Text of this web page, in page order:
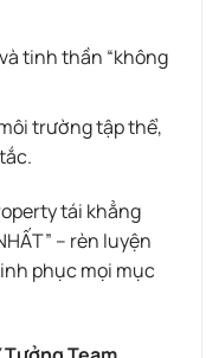
tinh thần “không
trường tập thể,
tái khẳng
– rèn luyện
phục mọi mục